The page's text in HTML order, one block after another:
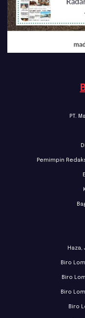
PT.
Pemimpin
Haza,
Biro
Biro
Biro
Biro